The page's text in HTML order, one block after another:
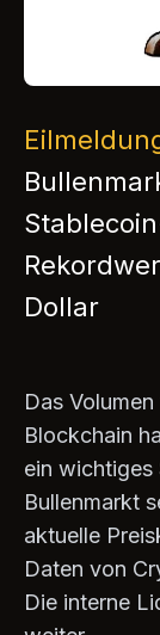
Dollar
Das
Blockchain
ein wichtiges
Bullenmarkt
aktuelle
Daten von
Die interne